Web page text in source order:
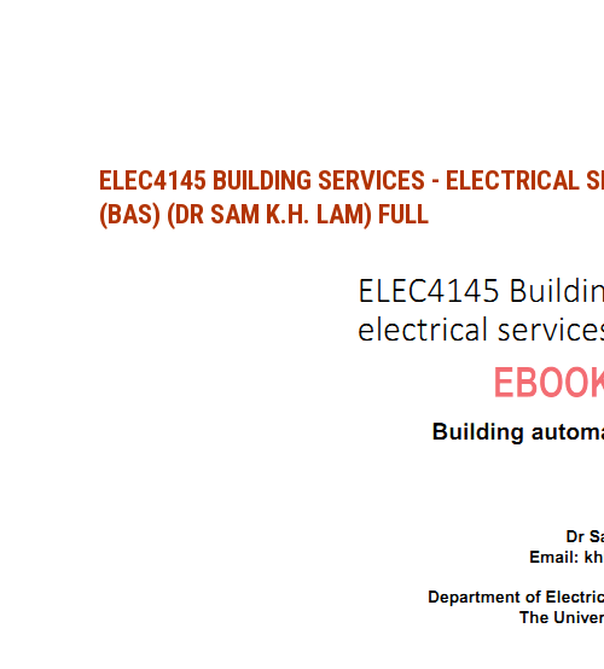
ELEC4145 BUILDING SERVICES - ELECTRICAL
(BAS) (DR SAM K.H. LAM) FULL